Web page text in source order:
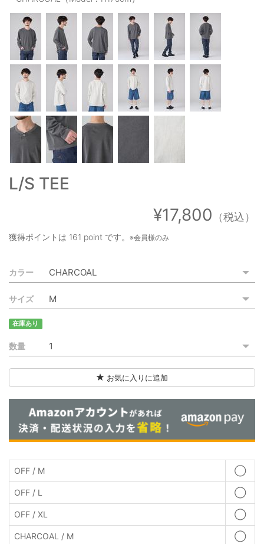
TOPS : トップス
OUTERS : アウター
OUTLET : アウトレット
MENS : メンズ
LADIES : レディース
新規会員登録
お買い物カゴ
ご利用ガイド
ご利用規約
L/S TEE
¥17,800 （税込）
獲得ポイントは 161 point です。 ※会員様のみ
カラー
サイズ
在庫あり
数量
お気に入りに追加
OFF / M ◯
OFF / L ◯
OFF / XL ◯
CHARCOAL / M ◯